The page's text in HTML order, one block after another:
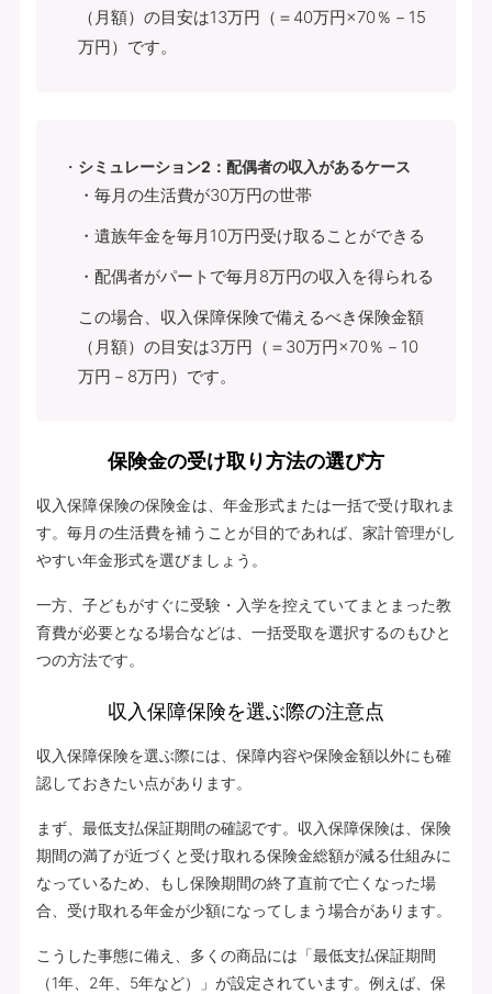
（月額）の目安は13万円（＝40万円×70％－15
万円）です。
シミュレーション2：配偶者の収入があるケース
・毎月の生活費が30万円の世帯
・遺族年金を毎月10万円受け取ることができる
・配偶者がパートで毎月8万円の収入を得られる
この場合、収入保障保険で備えるべき保険金額
（月額）の目安は3万円（＝30万円×70％－10
万円－8万円）です。
保険金の受け取り方法の選び方
収入保障保険の保険金は、年金形式または一括で受け取れま
す。毎月の生活費を補うことが目的であれば、家計管理がし
やすい年金形式を選びましょう。
一方、子どもがすぐに受験・入学を控えていてまとまった教
育費が必要となる場合などは、一括受取を選択するのもひと
つの方法です。
収入保障保険を選ぶ際の注意点
収入保障保険を選ぶ際には、保障内容や保険金額以外にも確
認しておきたい点があります。
まず、最低支払保証期間の確認です。収入保障保険は、保険
期間の満了が近づくと受け取れる保険金総額が減る仕組みに
なっているため、もし保険期間の終了直前で亡くなった場
合、受け取れる年金が少額になってしまう場合があります。
こうした事態に備え、多くの商品には「最低支払保証期間
（1年、2年、5年など）」が設定されています。例えば、保